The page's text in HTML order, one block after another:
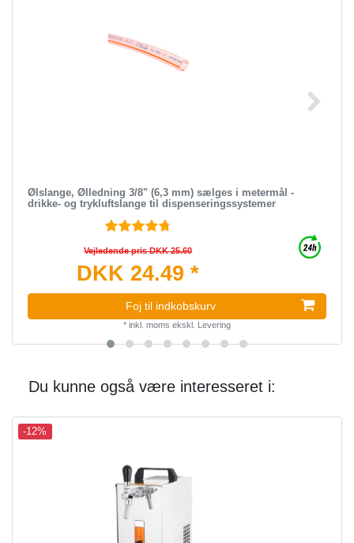
Ølslange, Ølledning 3/8" (6,3 mm) sælges i metermål -
drikke- og trykluftslange til dispenseringssystemer
Vejledende pris DKK 25.60
DKK 24.49 *
Foj til indkobskurv
* inkl. moms ekskl. Levering
Du kunne også være interesseret i:
-12%